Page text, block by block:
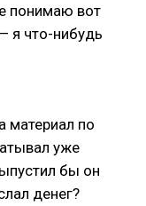
понимаю вот
я что-нибудь
материал по
уже
бы он
денег?